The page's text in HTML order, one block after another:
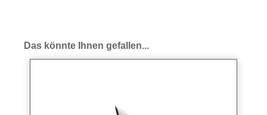
Produktgalerie überspringen
Das könnte Ihnen gefallen...